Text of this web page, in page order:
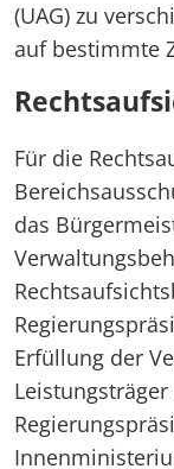
(UAG) zu
auf bestimmte
Für die
das
Erfüllung der
Leistungsträger